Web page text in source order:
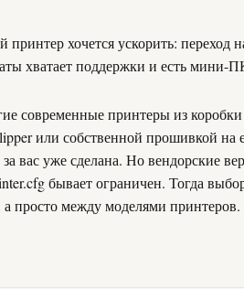
хочется ускорить: переход
хватает поддержки и есть мини-
современные принтеры из
или собственной прошивкой на
вас уже сделана. Но вендорские
бывает ограничен. Тогда
просто между моделями принтеров.